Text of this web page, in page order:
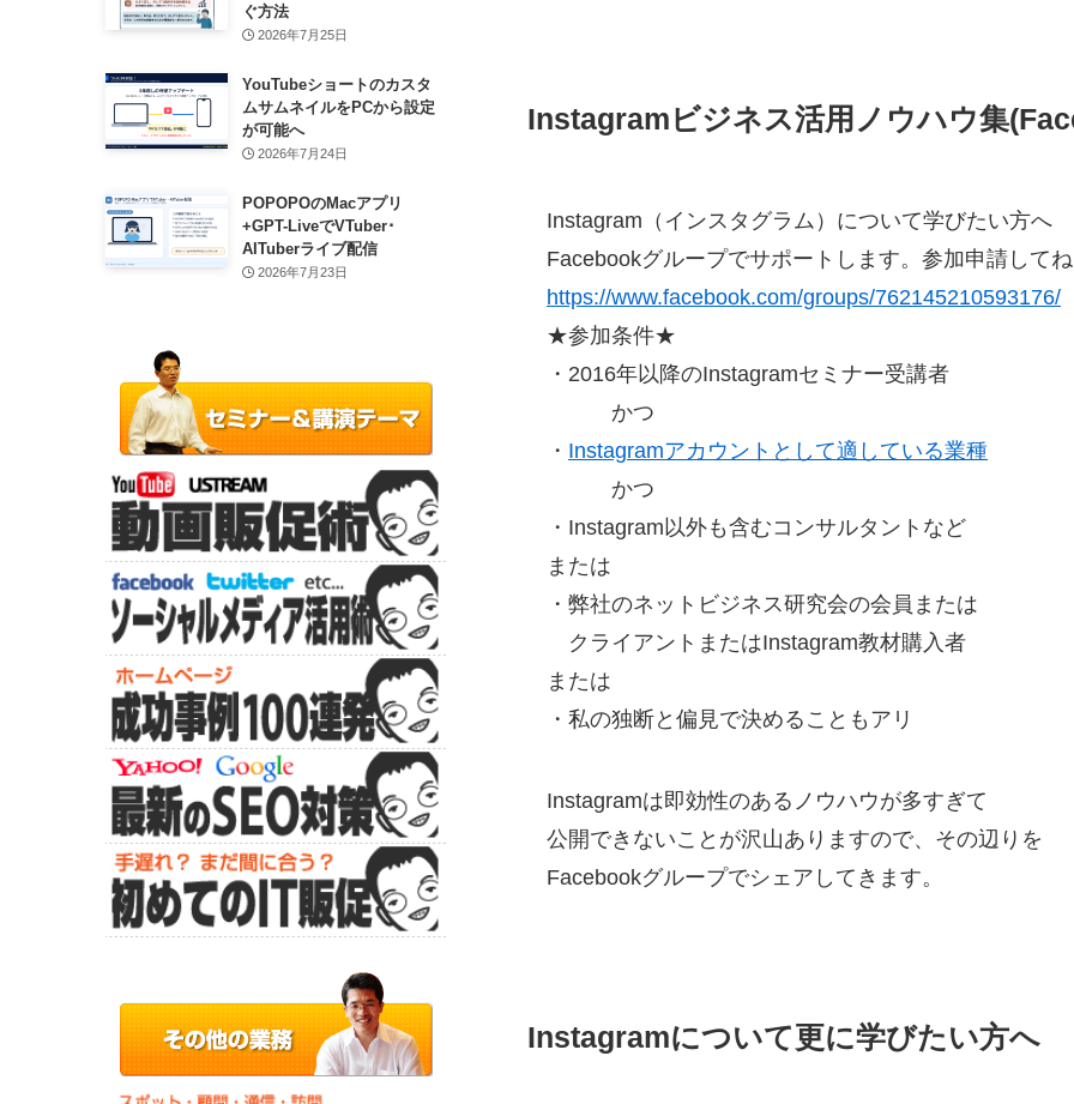
Instagramビジネス活用ノウハウ集
Instagram（インスタグラム）について学びたい方へ
Facebookグループでサポートします。参加申請してね
https://www.facebook.com/groups/762145210593176/
★参加条件★
・2016年以降のInstagramセミナー受講者
かつ
・ Instagramアカウントとして適している業種
かつ
・Instagram以外も含むコンサルタントなど
または
・弊社のネットビジネス研究会の会員または
クライアントまたはInstagram教材購入者
または
・私の独断と偏見で決めることもアリ
Instagramは即効性のあるノウハウが多すぎて
公開できないことが沢山ありますので、その辺りを
Facebookグループでシェアしてきます。
Instagramについて更に学びたい方へ
ぐ方法
2026年7月25日
YouTubeショートのカスタ
ムサムネイルをPCから設定
が可能へ
2026年7月24日
POPOPOのMacアプリ
+GPT-LiveでVTuber･
AITuberライブ配信
2026年7月23日